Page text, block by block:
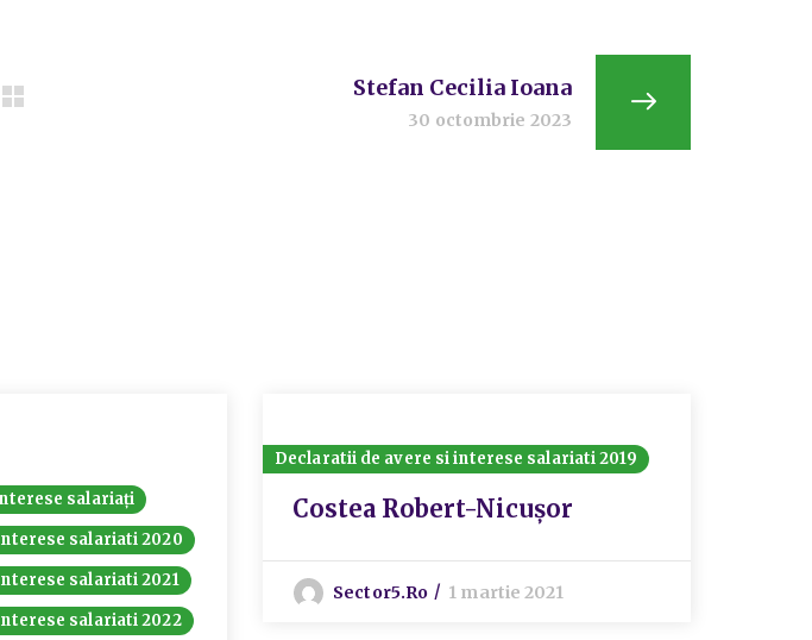
Stefan Cecilia Ioana
30 octombrie 2023
salariați
salariati 2020
salariati 2021
salariati 2022
Declaratii de avere si interese salariati 2019
Costea Robert-Nicușor
Sector5.ro 1 martie 2021